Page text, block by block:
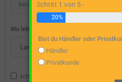
Wo lebst du?
Ich bin damit einverstanden, dass
Schritt 1 von 5 -
20%
Bist du Händler oder
Händler
Privatkunde